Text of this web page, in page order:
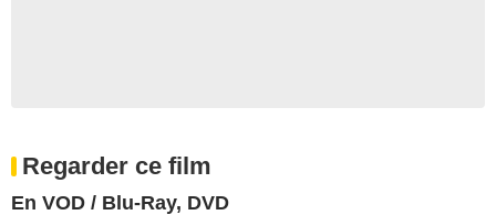
Regarder ce film
En VOD / Blu-Ray, DVD